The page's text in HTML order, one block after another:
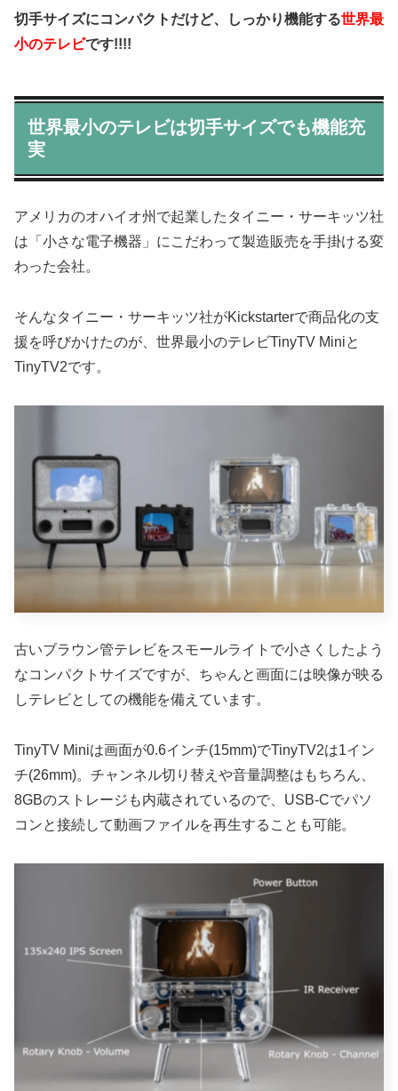
切手サイズにコンパクトだけど、しっかり機能する世界最
小のテレビです!!!!
世界最小のテレビは切手サイズでも機能充
実
アメリカのオハイオ州で起業したタイニー・サーキッツ社
は「小さな電子機器」にこだわって製造販売を手掛ける変
わった会社。
そんなタイニー・サーキッツ社がKickstarterで商品化の支
援を呼びかけたのが、世界最小のテレビTinyTV Miniと
TinyTV2です。
古いブラウン管テレビをスモールライトで小さくしたよう
なコンパクトサイズですが、ちゃんと画面には映像が映る
しテレビとしての機能を備えています。
TinyTV Miniは画面が0.6インチ(15mm)でTinyTV2は1イン
チ(26mm)。チャンネル切り替えや音量調整はもちろん、
8GBのストレージも内蔵されているので、USB-Cでパソ
コンと接続して動画ファイルを再生することも可能。